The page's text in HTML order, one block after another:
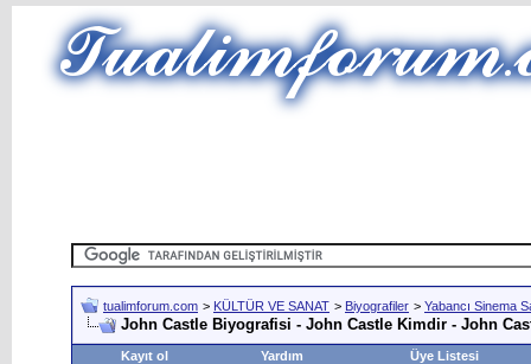
tualimforum.com > KÜLTÜR VE SANAT > Biyografiler > Yabancı Sinema
John Castle Biyografisi - John Castle Kimdir - John
Kayıt ol Yardım Üye Listesi